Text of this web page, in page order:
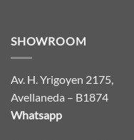
SHOWROOM
Av. H. Yrigoyen 2175,
Avellaneda – B1874
Whatsapp